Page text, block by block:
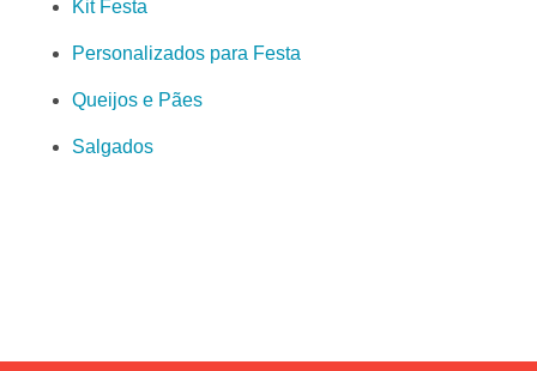
Kit Festa
Personalizados para Festa
Queijos e Pães
Salgados